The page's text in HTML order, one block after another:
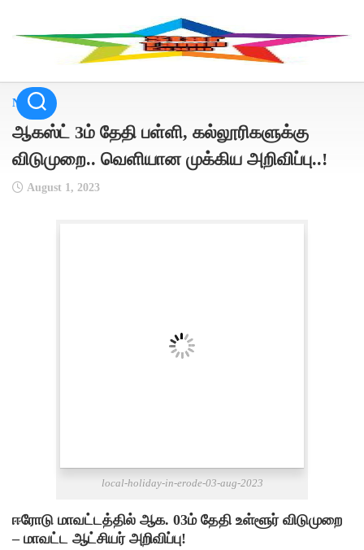
NEWS
ஆகஸ்ட் 3ம் தேதி பள்ளி, கல்லூரிகளுக்கு
விடுமுறை.. வெளியான முக்கிய அறிவிப்பு..!
August 1, 2023
local-holiday-in-erode-03-aug-2023
ஈரோடு மாவட்டத்தில் ஆக. 03ம் தேதி உள்ளூர் விடுமுறை
– மாவட்ட ஆட்சியர் அறிவிப்பு!